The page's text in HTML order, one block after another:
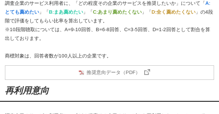
調査企業のサービス利用者に、「どの程度その企業のサービスを推奨したいか」について「A:
とても薦めたい 」「B:まあ薦めたい 」「C:あまり薦めたくない 」「D:全く薦めたくない 」の4段
階で評価をしてもらい比率を算出しています。
※10段階聴取については、A=9-10回答、B=6-8回答、C=3-5回答、D=1-2回答として割合を算
出しております。
商標対象は、回答者数が100人以上の企業です。
推奨意向データ（PDF）
再利用意向